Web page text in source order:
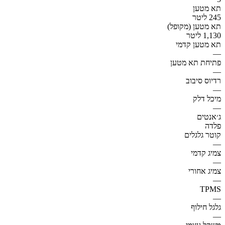
תא מטען
245 ליטר
תא מטען (מקופל)
1,130 ליטר
תא מטען קדמי
—
פתיחת תא מטען
—
רדיוס סיבוב
—
מיכל דלק
—
ג׳אנטים
פלדה
קוטר גלגלים
—
צמיג קדמי
—
צמיג אחורי
—
TPMS
—
גלגל חילוף
—